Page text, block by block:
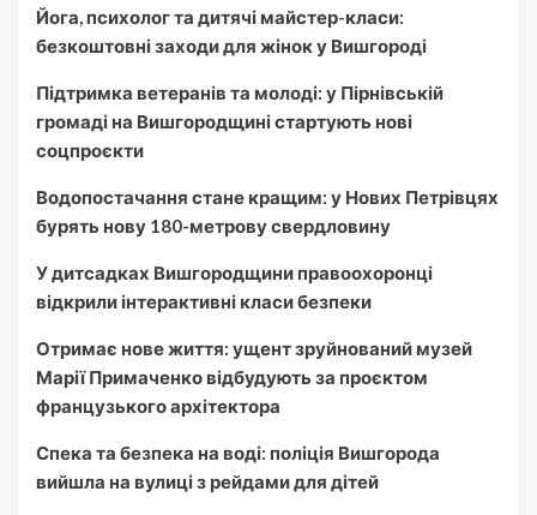
Йога, психолог та дитячі майстер-класи:
безкоштовні заходи для жінок у Вишгороді
Підтримка ветеранів та молоді: у Пірнівській
громаді на Вишгородщині стартують нові
соцпроєкти
Водопостачання стане кращим: у Нових Петрівцях
бурять нову 180-метрову свердловину
У дитсадках Вишгородщини правоохоронці
відкрили інтерактивні класи безпеки
Отримає нове життя: ущент зруйнований музей
Марії Примаченко відбудують за проєктом
французького архітектора
Спека та безпека на воді: поліція Вишгорода
вийшла на вулиці з рейдами для дітей